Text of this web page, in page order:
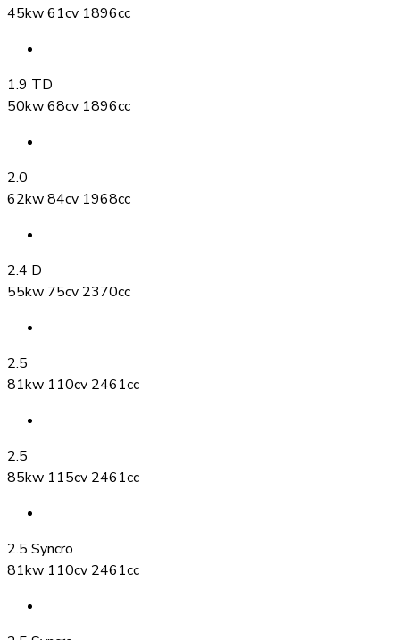
45kw 61cv 1896cc
1.9 TD
50kw 68cv 1896cc
2.0
62kw 84cv 1968cc
2.4 D
55kw 75cv 2370cc
2.5
81kw 110cv 2461cc
2.5
85kw 115cv 2461cc
2.5 Syncro
81kw 110cv 2461cc